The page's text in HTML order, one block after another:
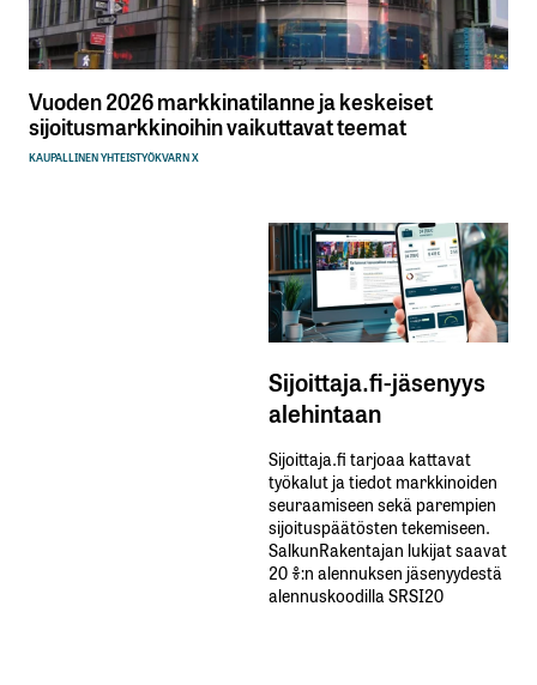
Vuoden 2026 markkinatilanne ja keskeiset
sijoitusmarkkinoihin vaikuttavat teemat
KAUPALLINEN YHTEISTYÖKVARN X
Sijoittaja.fi-jäsenyys
alehintaan
Sijoittaja.fi tarjoaa kattavat
työkalut ja tiedot markkinoiden
seuraamiseen sekä parempien
sijoituspäätösten tekemiseen.
SalkunRakentajan lukijat saavat
20 %:n alennuksen jäsenyydestä
alennuskoodilla SRSI20